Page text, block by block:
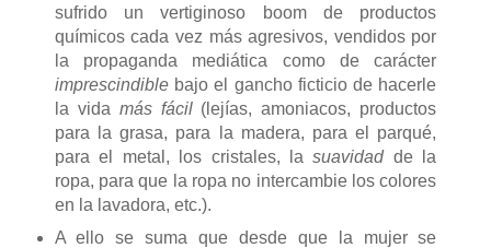
sufrido un vertiginoso boom de productos
químicos cada vez más agresivos, vendidos por
la propaganda mediática como de carácter
imprescindiblebajo el gancho ficticio de hacerle
la vida más fácil(lejías, amoniacos, productos
para la grasa, para la madera, para el parqué,
para el metal, los cristales, lasuavidadde la
ropa, para que la ropa no intercambie los colores
en la lavadora, etc.).
A ello se suma que desde que la mujer se